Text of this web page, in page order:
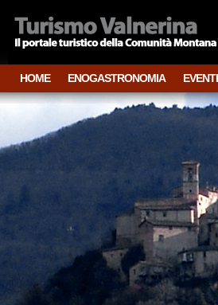
HOME ENOGASTRONOMIA